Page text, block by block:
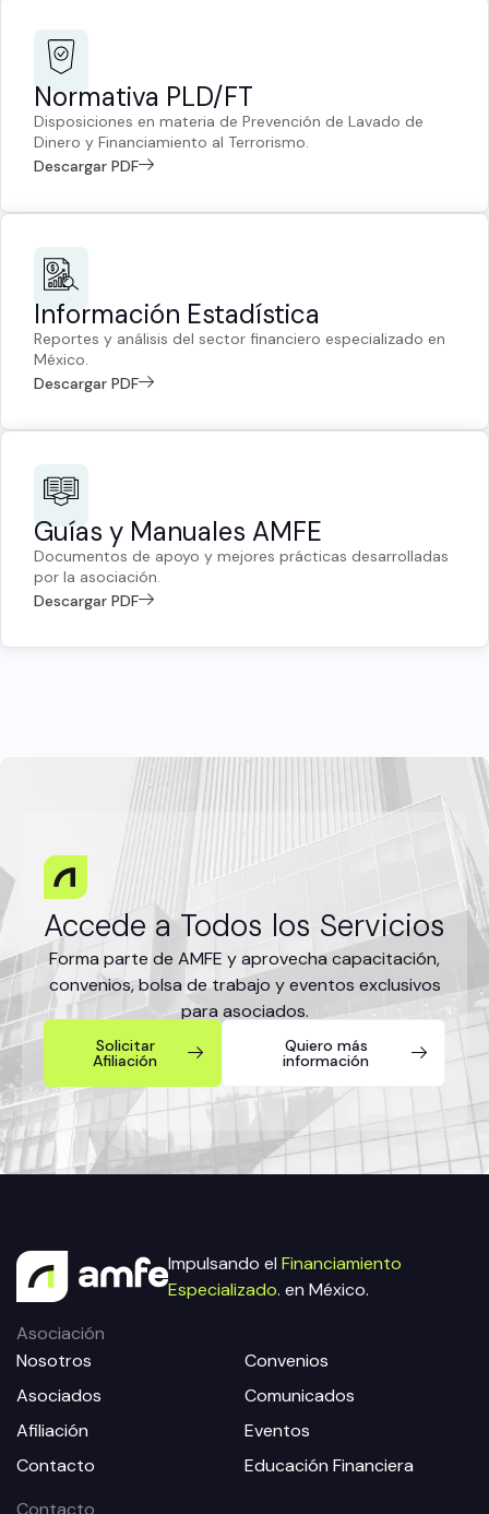
Normativa PLD/FT
Disposiciones en materia de Prevención de Lavado de
Dinero y Financiamiento al Terrorismo.
Descargar PDF
Información Estadística
Reportes y análisis del sector financiero especializado en
México.
Descargar PDF
Guías y Manuales AMFE
Documentos de apoyo y mejores prácticas desarrolladas
por la asociación.
Descargar PDF
Accede a Todos los Servicios
Forma parte de AMFE y aprovecha capacitación,
convenios, bolsa de trabajo y eventos exclusivos
para asociados.
Solicitar
Afiliación
Quiero más
información
Impulsando el Financiamiento
Especializado. en México.
Asociación
Nosotros
Asociados
Afiliación
Contacto
Convenios
Comunicados
Eventos
Educación Financiera
Contacto